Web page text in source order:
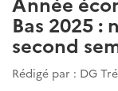
Bas 2025 :
second
Rédigé par : DG